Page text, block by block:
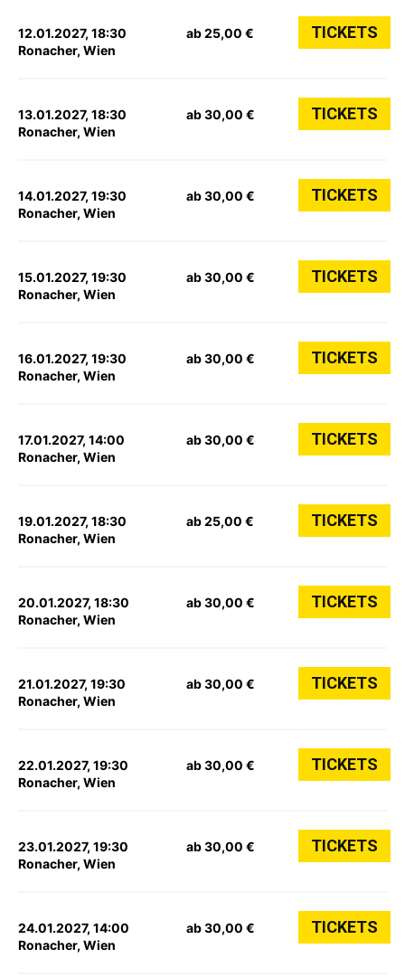
12.01.2027, 18:30
Ronacher, Wien
ab 25,00 € TICKETS
13.01.2027, 18:30
Ronacher, Wien
ab 30,00 € TICKETS
14.01.2027, 19:30
Ronacher, Wien
ab 30,00 € TICKETS
15.01.2027, 19:30
Ronacher, Wien
ab 30,00 € TICKETS
16.01.2027, 19:30
Ronacher, Wien
ab 30,00 € TICKETS
17.01.2027, 14:00
Ronacher, Wien
ab 30,00 € TICKETS
19.01.2027, 18:30
Ronacher, Wien
ab 25,00 € TICKETS
20.01.2027, 18:30
Ronacher, Wien
ab 30,00 € TICKETS
21.01.2027, 19:30
Ronacher, Wien
ab 30,00 € TICKETS
22.01.2027, 19:30
Ronacher, Wien
ab 30,00 € TICKETS
23.01.2027, 19:30
Ronacher, Wien
ab 30,00 € TICKETS
24.01.2027, 14:00
Ronacher, Wien
ab 30,00 € TICKETS